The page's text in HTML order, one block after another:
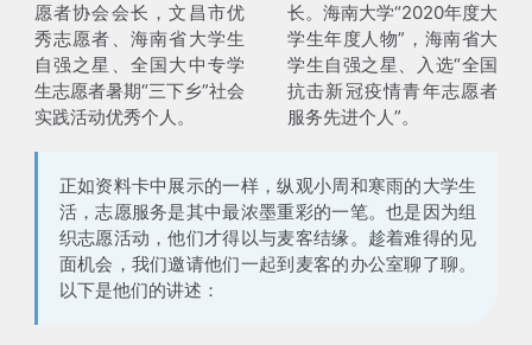
愿者协会会长，文昌市优
秀志愿者、海南省大学生
自强之星、全国大中专学
生志愿者暑期“三下乡”社会
实践活动优秀个人。
长。海南大学“2020年度大
学生年度人物”，海南省大
学生自强之星、入选“全国
抗击新冠疫情青年志愿者
服务先进个人”。
正如资料卡中展示的一样，纵观小周和寒雨的大学生
活，志愿服务是其中最浓墨重彩的一笔。也是因为组
织志愿活动，他们才得以与麦客结缘。趁着难得的见
面机会，我们邀请他们一起到麦客的办公室聊了聊。
以下是他们的讲述：